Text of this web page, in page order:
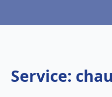
Service: